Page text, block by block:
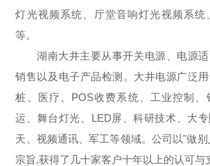
灯光视频系统、厅堂音响灯光视频系统
等。
湖南大井主要从事开关电源、电源适
销售以及电子产品检测。大井电源广泛
桩、医疗、POS收费系统、工业控制、
运、舞台灯光、LED屏、科研技术、大
天、视频通讯、军工等领域。公司以"做
宗旨,获得了几十家客户十年以上的认可与